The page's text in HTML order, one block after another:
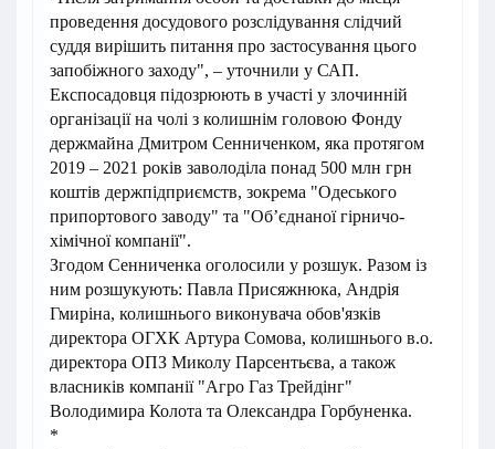
проведення досудового розслідування слідчий
суддя вирішить питання про застосування цього
запобіжного заходу", – уточнили у САП.
Експосадовця підозрюють в участі у злочинній
організації на чолі з колишнім головою Фонду
держмайна Дмитром Сенниченком, яка протягом
2019 – 2021 років заволоділа понад 500 млн грн
коштів держпідприємств, зокрема "Одеського
припортового заводу" та "Об’єднаної гірничо-
хімічної компанії".
Згодом Сенниченка оголосили у розшук. Разом із
ним розшукують: Павла Присяжнюка, Андрія
Гмиріна, колишнього виконувача обов'язків
директора ОГХК Артура Сомова, колишнього в.о.
директора ОПЗ Миколу Парсентьєва, а також
власників компанії "Агро Газ Трейдінг"
Володимира Колота та Олександра Горбуненка.
*